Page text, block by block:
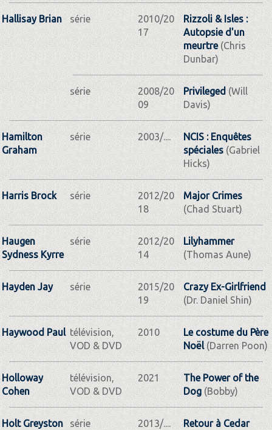
Hallisay Brian série
2010/20
17
Rizzoli & Isles :
Autopsie d'un
meurtre(Chris
Dunbar)
série
2008/20
09
Privileged (Will
Davis)
Hamilton
Graham
série 2003/....
NCIS : Enquêtes
spéciales(Gabriel
Hicks)
Harris Brock série
2012/20
18
Major Crimes
(Chad Stuart)
Haugen
Sydness Kyrre
série
2012/20
14
Lilyhammer
(Thomas Aune)
Hayden Jay série
2015/20
19
Crazy Ex-Girlfriend
(Dr. Daniel Shin)
Haywood Paul télévision,
VOD & DVD
2010
Le costume du Père
Noël(Darren Poon)
Holloway
Cohen
télévision,
VOD & DVD
2021
The Power of the
Dog(Bobby)
Holt Greyston série 2013/....
Retour à Cedar